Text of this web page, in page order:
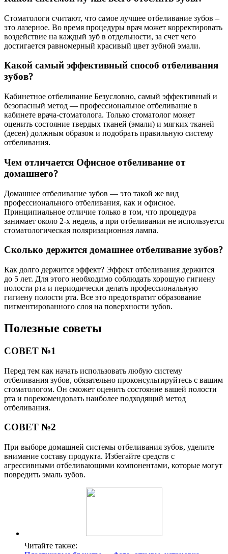
Стоматологи считают, что самое лучшее отбеливание зубов –
это лазерное. Во время процедуры врач может корректировать
воздействие на каждый зуб в отдельности, за счет чего
достигается равномерный красивый цвет зубной эмали.
Какой самый эффективный способ отбеливания
зубов?
Кабинетное отбеливание Безусловно, самый эффективный и
безопасный метод — профессиональное отбеливание в
кабинете врача-стоматолога. Только стоматолог может
оценить состояние твердых тканей (эмали) и мягких тканей
(десен) должным образом и подобрать правильную систему
отбеливания.
Чем отличается Офисное отбеливание от
домашнего?
Домашнее отбеливание зубов — это такой же вид
профессионального отбеливания, как и офисное.
Принципиальное отличие только в том, что процедура
занимает около 2-х недель, а при отбеливании не используется
стоматологическая поляризационная лампа.
Сколько держится домашнее отбеливание зубов?
Как долго держится эффект? Эффект отбеливания держится
до 5 лет. Для этого необходимо соблюдать хорошую гигиену
полости рта и периодически делать профессиональную
гигиену полости рта. Все это предотвратит образование
пигментированного слоя на поверхности зубов.
Полезные советы
СОВЕТ №1
Перед тем как начать использовать любую систему
отбеливания зубов, обязательно проконсультируйтесь с вашим
стоматологом. Он сможет оценить состояние вашей полости
рта и порекомендовать наиболее подходящий метод
отбеливания.
СОВЕТ №2
При выборе домашней системы отбеливания зубов, уделите
внимание составу продукта. Избегайте средств с
агрессивными отбеливающими компонентами, которые могут
повредить эмаль зубов.
Читайте также: